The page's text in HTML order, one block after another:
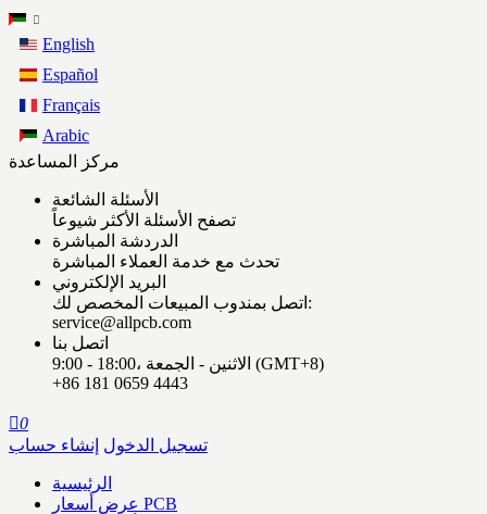
English
Español
Français
Arabic
مركز المساعدة
الأسئلة الشائعة
تصفح الأسئلة الأكثر شيوعاً
الدردشة المباشرة
تحدث مع خدمة العملاء المباشرة
البريد الإلكتروني
اتصل بمندوب المبيعات المخصص لك:
service@allpcb.com
اتصل بنا
9:00 - 18:00، الاثنين - الجمعة (GMT+8)
+86 181 0659 4443
0
تسجيل الدخول إنشاء حساب
الرئيسية
عرض أسعار PCB